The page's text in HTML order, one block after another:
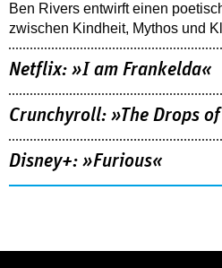
Ben Rivers entwirft einen
zwischen Kindheit, Mythos und
Netflix: »I am Frankelda«
Crunchyroll: »The Drops
Disney+: »Furious«